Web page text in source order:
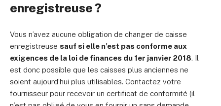
enregistreuse ?
Vous n’avez aucune obligation de changer de caisse
enregistreuse sauf si elle n’est pas conforme aux
exigences de la loi de finances du 1er janvier 2018. Il
est donc possible que les caisses plus anciennes ne
soient aujourd’hui plus utilisables. Contactez votre
fournisseur pour recevoir un certificat de conformité (il